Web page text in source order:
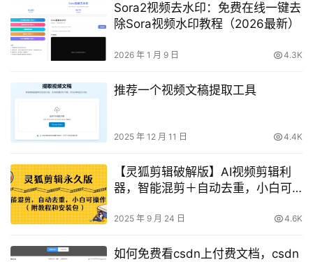
Sora2视频去水印：免费在线一键去
除Sora视频水印教程（2026最新）
2026 年 1 月 9 日 4.3K
推荐一个视频文稿提取工具
2025 年 12 月 11 日 4.4K
【灵狐剪辑破解版】AI视频剪辑利
器，智能混剪＋自动去重，小白可
2025 年 9 月 24 日 4.6K
如何免费看csdn上付费文档，csdn